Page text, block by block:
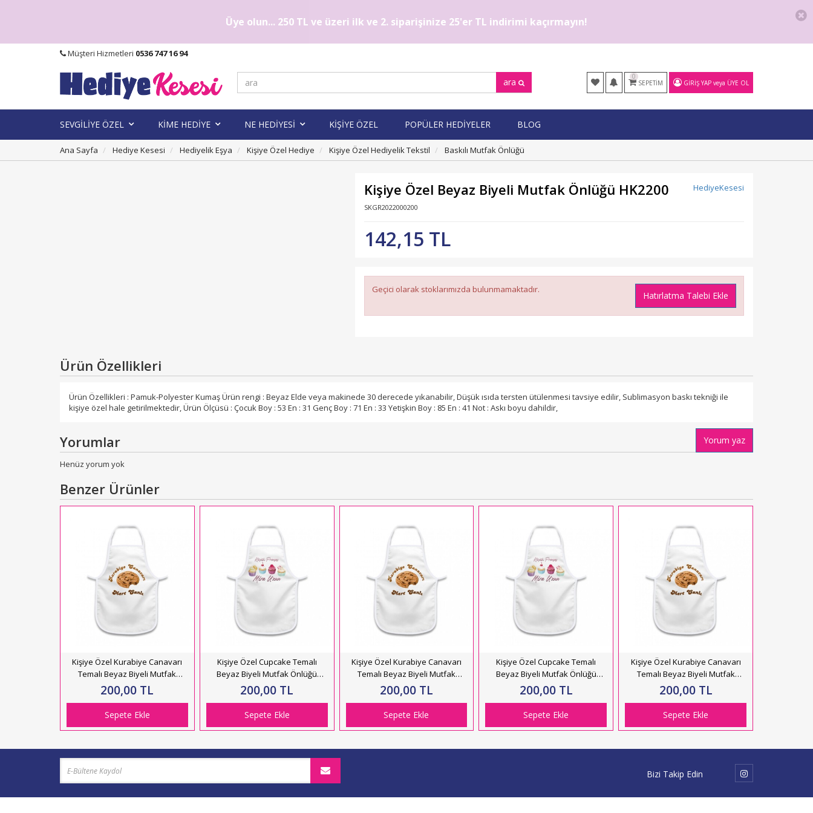
Üye olun... 250 TL ve üzeri ilk ve 2. siparişinize 25'er TL indirimi kaçırmayın!
Müşteri Hizmetleri 0536 747 16 94
0
SEPETIM GIRIŞ YAP veya ÜYE OL
ara
SEVGİLİYE ÖZEL KİME HEDİYE NE HEDİYESİ KİŞİYE ÖZEL POPÜLER HEDİYELER BLOG
Ana Sayfa Hediye Kesesi Hediyelik Eşya Kişiye Özel Hediye Kişiye Özel Hediyelik Tekstil Baskılı Mutfak Önlüğü
HediyeKesesi
Kişiye Özel Beyaz Biyeli Mutfak Önlüğü HK2200
SKGR2022000200
142,15 TL
Geçici olarak stoklarımızda bulunmamaktadır.
Hatırlatma Talebi Ekle
Ürün Özellikleri
Ürün Özellikleri : Pamuk-Polyester Kumaş Ürün rengi : Beyaz Elde veya makinede 30 derecede yıkanabilir, Düşük ısıda tersten ütülenmesi tavsiye edilir, Sublimasyon baskı tekniği ile
kişiye özel hale getirilmektedir, Ürün Ölçüsü : Çocuk Boy : 53 En : 31 Genç Boy : 71 En : 33 Yetişkin Boy : 85 En : 41 Not : Askı boyu dahildir,
Yorumlar Yorum yaz
Henüz yorum yok
Benzer Ürünler
Kişiye Özel Kurabiye Canavarı
Temalı Beyaz Biyeli Mutfak
Önlüğü HK2195
200,00 TL
Sepete Ekle
Kişiye Özel Cupcake Temalı
Beyaz Biyeli Mutfak Önlüğü
HK2194
200,00 TL
Sepete Ekle
Kişiye Özel Kurabiye Canavarı
Temalı Beyaz Biyeli Mutfak
Önlüğü HK2195
200,00 TL
Sepete Ekle
Kişiye Özel Cupcake Temalı
Beyaz Biyeli Mutfak Önlüğü
HK2194
200,00 TL
Sepete Ekle
Kişiye Özel Kurabiye Canavarı
Temalı Beyaz Biyeli Mutfak
Önlüğü HK2195
200,00 TL
Sepete Ekle
Bizi Takip Edin